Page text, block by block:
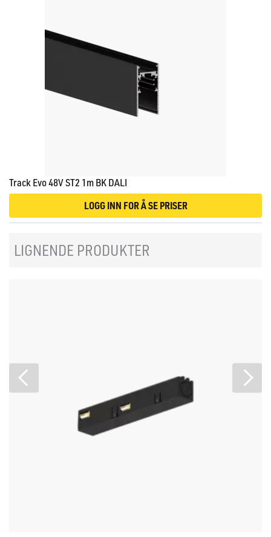
Track Evo 48V ST2 1m BK DALI
LOGG INN FOR Å SE PRISER
LIGNENDE PRODUKTER